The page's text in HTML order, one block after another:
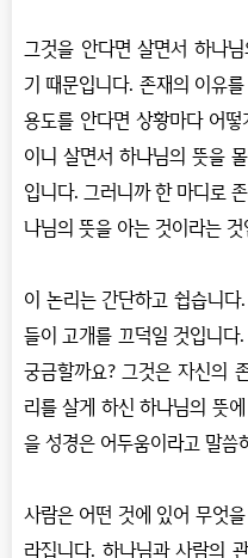
그것을 안다면 살면서 하나
기 때문입니다. 존재의 이유
용도를 안다면 상황마다 어
이니 살면서 하나님의 뜻을
입니다. 그러니까 한 마디로
나님의 뜻을 아는 것이라는 것
이 논리는 간단하고 쉽습니
들이 고개를 끄덕일 것입니
궁금할까요? 그것은 자신의
리를 살게 하신 하나님의 뜻
을 성경은 어두움이라고 말씀
사람은 어떤 것에 있어 무엇
라집니다. 하나님과 사람의